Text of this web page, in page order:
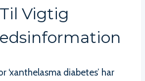
Til Vigtig
‘xanthelasma diabetes’ har